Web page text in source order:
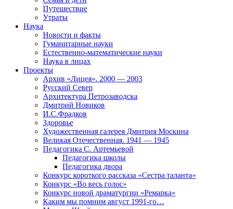
Путешествие
Утраты
Наука
Новости и факты
Гуманитарные науки
Естественно-математические науки
Наука в лицах
Проекты
Архив «Лицея». 2000 — 2003
Русский Север
Архитектура Петрозаводска
Дмитрий Новиков
И.С.Фрадков
Здоровье
Художественная галерея Дмитрия Москина
Великая Отечественная. 1941 — 1945
Педагогика С. Артемьевой
Педагогика школы
Педагогика двора
Конкурс короткого рассказа «Сестра таланта»
Конкурс «Во весь голос»
Конкурс новой драматургии «Ремарка»
Каким мы помним август 1991-го…